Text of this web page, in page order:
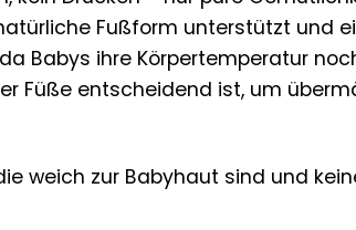
Fußform unterstützt und
Babys ihre Körpertemperatur
Füße entscheidend ist, um
weich zur Babyhaut sind und